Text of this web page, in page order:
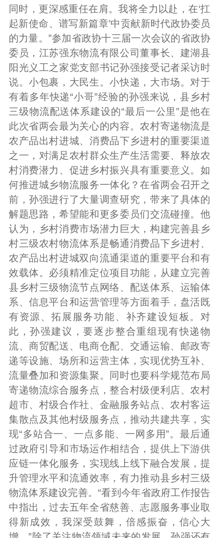
同时，更深感重任在肩。我将全力以赴，在‘扛
起新使命、谱写新篇章’中贡献新时代政协委员
的力量。”参加省政协十三届一次会议的省政协
委员，江苏强东物流有限公司董事长、建湖县
阳光义工之家党支部书记孙强接受记者采访时
说。小包裹，大民生。小快递，大市场。对于
有着多年快递“小哥”经验的孙强来说，县乡村
三级物流配送体系建设的“最后一公里”是他在
此次省两会最为关心的内容。农村寄递物流是
农产品出村进城、消费品下乡进村的重要渠道
之一，对满足农村群众生产生活需要、释放农
村消费潜力、促进乡村振兴具有重要意义。如
何推进城乡物流服务一体化？在省两会召开之
前，孙强进行了大量调查研究，带来了具体的
解题思路，希望能和更多委员们交流碰撞。他
认为，乡村消费市场潜力巨大，构建完善县乡
村三级农村物流体系是畅通消费品下乡进村、
农产品出村进城双向流通渠道的重要平台和有
效载体。必须精准定位项目功能，从建立完善
县乡村三级物流节点网络、配送体系、运输体
系、信息平台和运营管理等方面着手，盘活既
有资源、拓展服务功能、补齐建设短板。对
此，孙强建议，要逐步整合重组现有快递物
流、商贸配送、电商仓配、交通运输、邮政寄
递等设施、场所和运营主体，实现优势互补、
流量叠加和资源集聚。同时也要科学规范布局
寄递物流综合服务点，整合村级便利店、农村
超市、村级合作社、金融服务站点、农村客运
集散点及其他村级服务点，推动共建共享，实
现“多站合一、一点多能、一网多用”。最后通
过政府引导和市场运作相结合，提供上下游供
应链一体化服务，实现线上线下融合发展，提
升管理水平和流通效率，有力推动县乡村三级
物流体系建设完善。“看到今年省政府工作报告
中指出，过去五年全省慈善、志愿服务事业取
得新成效，我深受鼓舞，倍感振奋，信心大